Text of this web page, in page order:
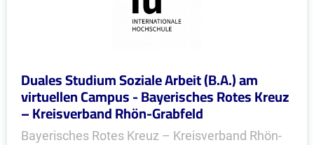
Duales Studium Soziale Arbeit (B.A.) am
virtuellen Campus - Bayerisches Rotes Kreuz
– Kreisverband Rhön-Grabfeld
Bayerisches Rotes Kreuz – Kreisverband Rhön-